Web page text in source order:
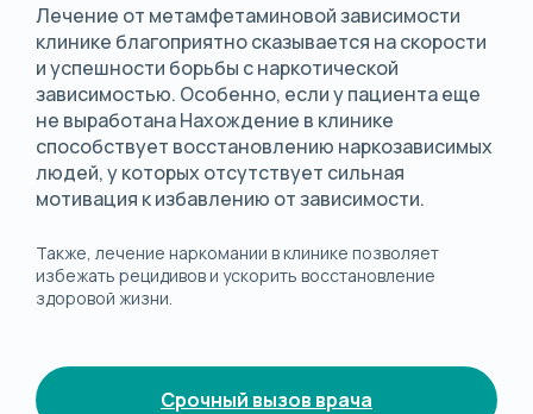
Лечение от метамфетаминовой зависимости
клинике благоприятно сказывается на скорости
и успешности борьбы с наркотической
зависимостью. Особенно, если у пациента еще
не выработана Нахождение в клинике
способствует восстановлению наркозависимых
людей, у которых отсутствует сильная
мотивация к избавлению от зависимости.
Также, лечение наркомании в клинике позволяет
избежать рецидивов и ускорить восстановление
здоровой жизни.
Срочный вызов врача